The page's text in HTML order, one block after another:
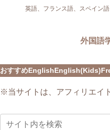
英語、フランス語、スペイン
外国語
おすすめEnglishEnglish(Kids)
※当サイトは、アフィリエイ